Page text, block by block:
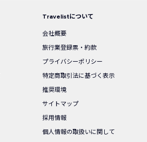
Travelistについて
会社概要
旅行業登録票・約款
プライバシーポリシー
特定商取引法に基づく表示
推奨環境
サイトマップ
採用情報
個人情報の取扱いに関して